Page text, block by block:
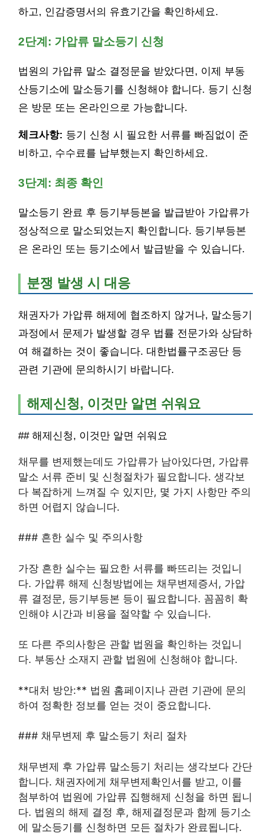
하고, 인감증명서의 유효기간을 확인하세요.
2단계: 가압류 말소등기 신청
법원의 가압류 말소 결정문을 받았다면, 이제 부동
산등기소에 말소등기를 신청해야 합니다. 등기 신청
은 방문 또는 온라인으로 가능합니다.
체크사항: 등기 신청 시 필요한 서류를 빠짐없이 준
비하고, 수수료를 납부했는지 확인하세요.
3단계: 최종 확인
말소등기 완료 후 등기부등본을 발급받아 가압류가
정상적으로 말소되었는지 확인합니다. 등기부등본
은 온라인 또는 등기소에서 발급받을 수 있습니다.
분쟁 발생 시 대응
채권자가 가압류 해제에 협조하지 않거나, 말소등기
과정에서 문제가 발생할 경우 법률 전문가와 상담하
여 해결하는 것이 좋습니다. 대한법률구조공단 등
관련 기관에 문의하시기 바랍니다.
해제신청, 이것만 알면 쉬워요
## 해제신청, 이것만 알면 쉬워요
채무를 변제했는데도 가압류가 남아있다면, 가압류
말소 서류 준비 및 신청절차가 필요합니다. 생각보
다 복잡하게 느껴질 수 있지만, 몇 가지 사항만 주의
하면 어렵지 않습니다.
### 흔한 실수 및 주의사항
가장 흔한 실수는 필요한 서류를 빠뜨리는 것입니
다. 가압류 해제 신청방법에는 채무변제증서, 가압
류 결정문, 등기부등본 등이 필요합니다. 꼼꼼히 확
인해야 시간과 비용을 절약할 수 있습니다.
또 다른 주의사항은 관할 법원을 확인하는 것입니
다. 부동산 소재지 관할 법원에 신청해야 합니다.
**대처 방안:** 법원 홈페이지나 관련 기관에 문의
하여 정확한 정보를 얻는 것이 중요합니다.
### 채무변제 후 말소등기 처리 절차
채무변제 후 가압류 말소등기 처리는 생각보다 간단
합니다. 채권자에게 채무변제확인서를 받고, 이를
첨부하여 법원에 가압류 집행해제 신청을 하면 됩니
다. 법원의 해제 결정 후, 해제결정문과 함께 등기소
에 말소등기를 신청하면 모든 절차가 완료됩니다.